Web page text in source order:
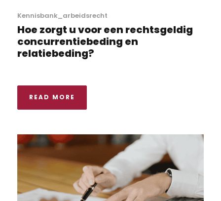
Kennisbank_arbeidsrecht
Hoe zorgt u voor een rechtsgeldig
concurrentiebeding en
relatiebeding?
READ MORE